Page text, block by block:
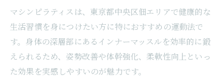
マシンピラティスは、東京都中央区佃エリアで健康的な
生活習慣を身につけたい方に特におすすめの運動法で
す。身体の深層部にあるインナーマッスルを効率的に鍛
えられるため、姿勢改善や体幹強化、柔軟性向上といっ
た効果を実感しやすいのが魅力です。